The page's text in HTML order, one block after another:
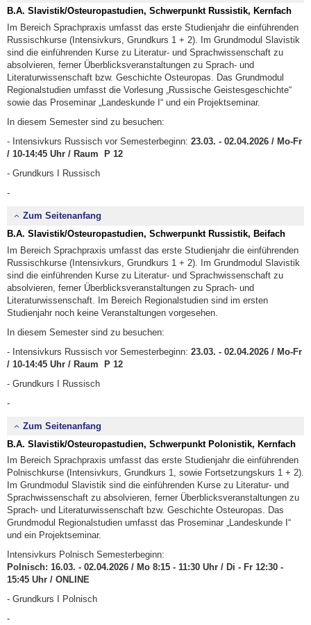
B.A. Slavistik/Osteuropastudien, Schwerpunkt Russistik, Kernfach
Im Bereich Sprachpraxis umfasst das erste Studienjahr die einführenden
Russischkurse (Intensivkurs, Grundkurs 1 + 2). Im Grundmodul Slavistik
sind die einführenden Kurse zu Literatur- und Sprachwissenschaft zu
absolvieren, ferner Überblicksveranstaltungen zu Sprach- und
Literaturwissenschaft bzw. Geschichte Osteuropas. Das Grundmodul
Regionalstudien umfasst die Vorlesung „Russische Geistesgeschichte“
sowie das Proseminar „Landeskunde I“ und ein Projektseminar.
In diesem Semester sind zu besuchen:
- Intensivkurs Russisch vor Semesterbeginn: 23.03. - 02.04.2026 / Mo-Fr
/ 10-14:45 Uhr / Raum P 12
- Grundkurs I Russisch
-
Zum Seitenanfang
B.A. Slavistik/Osteuropastudien, Schwerpunkt Russistik, Beifach
Im Bereich Sprachpraxis umfasst das erste Studienjahr die einführenden
Russischkurse (Intensivkurs, Grundkurs 1 + 2). Im Grundmodul Slavistik
sind die einführenden Kurse zu Literatur- und Sprachwissenschaft zu
absolvieren, ferner Überblicksveranstaltungen zu Sprach- und
Literaturwissenschaft. Im Bereich Regionalstudien sind im ersten
Studienjahr noch keine Veranstaltungen vorgesehen.
In diesem Semester sind zu besuchen:
- Intensivkurs Russisch vor Semesterbeginn: 23.03. - 02.04.2026 / Mo-Fr
/ 10-14:45 Uhr / Raum P 12
- Grundkurs I Russisch
-
Zum Seitenanfang
B.A. Slavistik/Osteuropastudien, Schwerpunkt Polonistik, Kernfach
Im Bereich Sprachpraxis umfasst das erste Studienjahr die einführenden
Polnischkurse (Intensivkurs, Grundkurs 1, sowie Fortsetzungskurs 1 + 2).
Im Grundmodul Slavistik sind die einführenden Kurse zu Literatur- und
Sprachwissenschaft zu absolvieren, ferner Überblicksveranstaltungen zu
Sprach- und Literaturwissenschaft bzw. Geschichte Osteuropas. Das
Grundmodul Regionalstudien umfasst das Proseminar „Landeskunde I“
und ein Projektseminar.
Intensivkurs Polnisch Semesterbeginn:
Polnisch: 16.03. - 02.04.2026 / Mo 8:15 - 11:30 Uhr / Di - Fr 12:30 -
15:45 Uhr / ONLINE
- Grundkurs I Polnisch
-